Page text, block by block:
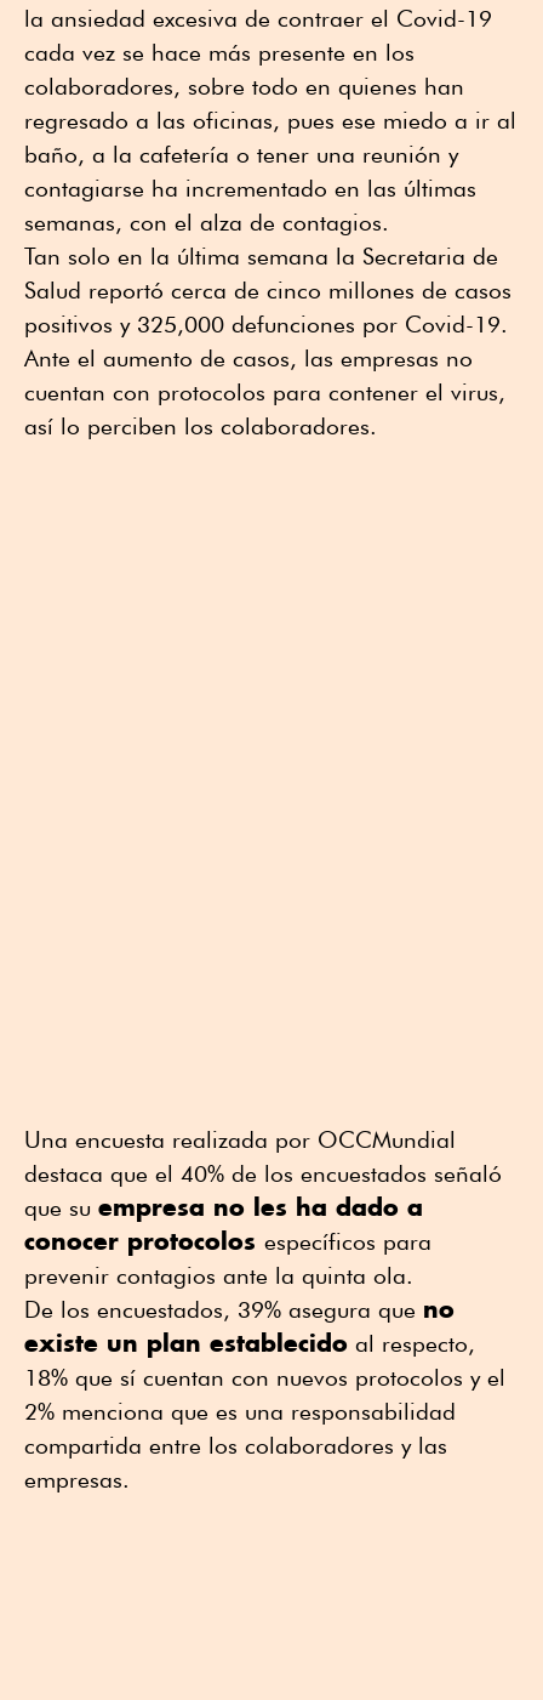
la ansiedad excesiva de contraer el Covid-19
cada vez se hace más presente en los
colaboradores, sobre todo en quienes han
regresado a las oficinas, pues ese miedo a ir al
baño, a la cafetería o tener una reunión y
contagiarse ha incrementado en las últimas
semanas, con el alza de contagios.
Tan solo en la última semana la Secretaria de
Salud reportó cerca de cinco millones de casos
positivos y 325,000 defunciones por Covid-19.
Ante el aumento de casos, las empresas no
cuentan con protocolos para contener el virus,
así lo perciben los colaboradores.
Una encuesta realizada por OCCMundial
destaca que el 40% de los encuestados señaló
que su empresa no les ha dado a
conocer protocolos específicos para
prevenir contagios ante la quinta ola.
De los encuestados, 39% asegura que no
existe un plan establecido al respecto,
18% que sí cuentan con nuevos protocolos y el
2% menciona que es una responsabilidad
compartida entre los colaboradores y las
empresas.